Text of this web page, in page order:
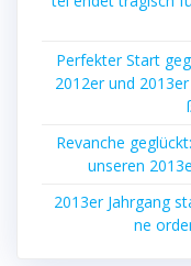
Per­fek­ter Start
2012er und
Revan­che
unse­ren
2013er Jahr­gang
ne